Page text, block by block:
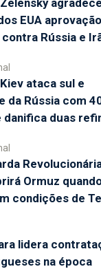
EUA
Rússia e
ataca sul e
da Rússia com
danifica duas
Ormuz
condições de
lidera
na época